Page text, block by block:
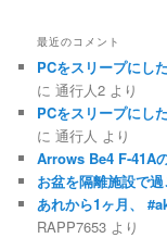
最近のコメント
PCをスリープにし
に通行人2 より
PCをスリープにし
に通行人 より
Arrows Be4 F-41A
お盆を隔離施設で
あれから1ヶ月、
RAPP7653 より